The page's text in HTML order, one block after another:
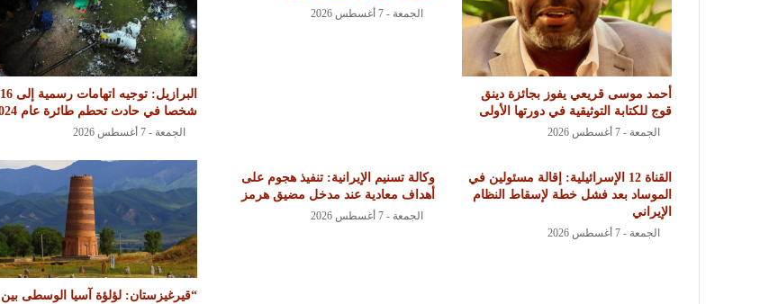
أحمد موسى قريعي يفوز بجائزة دينق
قوج للكتابة التوثيقية في دورتها الأولى
الجمعة - 7 أغسطس 2026
الجمعة - 7 أغسطس 2026
البرازيل: توجيه اتهامات رسمية إلى 16
شخصا في حادث تحطم طائرة عام 2024
الجمعة - 7 أغسطس 2026
القناة 12 الإسرائيلية: إقالة مسئولين في
الموساد بعد فشل خطة لإسقاط النظام
الإيراني
الجمعة - 7 أغسطس 2026
وكالة تسنيم الإيرانية: تنفيذ هجوم على
أهداف معادية عند مدخل مضيق هرمز
الجمعة - 7 أغسطس 2026
“قيرغيزستان: لؤلؤة آسيا الوسطى بين